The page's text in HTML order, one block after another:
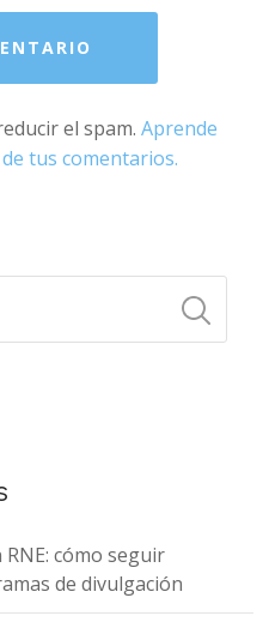
el spam.Aprende
tus comentarios.
cómo seguir
de divulgación